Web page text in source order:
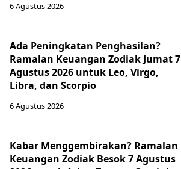
6 Agustus 2026
Ada Peningkatan Penghasilan?
Ramalan Keuangan Zodiak Jumat 7
Agustus 2026 untuk Leo, Virgo,
Libra, dan Scorpio
6 Agustus 2026
Kabar Menggembirakan? Ramalan
Keuangan Zodiak Besok 7 Agustus